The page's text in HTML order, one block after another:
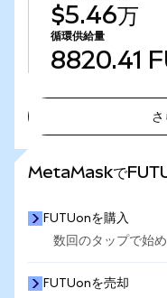
$5.46万
循環供給量
8820.41
さ
MetaMaskで
FUTUonを購入
数回のタップで始め
FUTUonを売却